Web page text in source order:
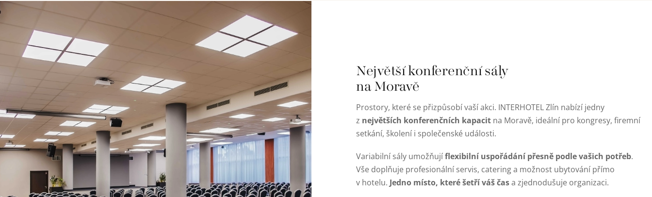
Největší konferenční sály
na Moravě
Prostory, které se přizpůsobí vaší akci. INTERHOTEL Zlín nabízí jedny
z největších konferenčních kapacit na Moravě, ideální pro kongresy, firemní
setkání, školení i společenské události.
Variabilní sály umožňujíflexibilní uspořádání přesně podle vašich potřeb.
Vše doplňuje profesionální servis, catering a možnost ubytování přímo
v hotelu. Jedno místo, které šetří váš časa zjednodušuje organizaci.